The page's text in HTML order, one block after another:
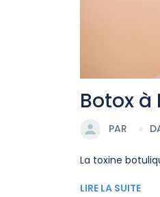
Botox à
PAR
La toxine
LIRE LA SUITE